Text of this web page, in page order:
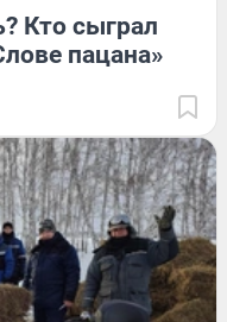
Кто сыграл
пацана»